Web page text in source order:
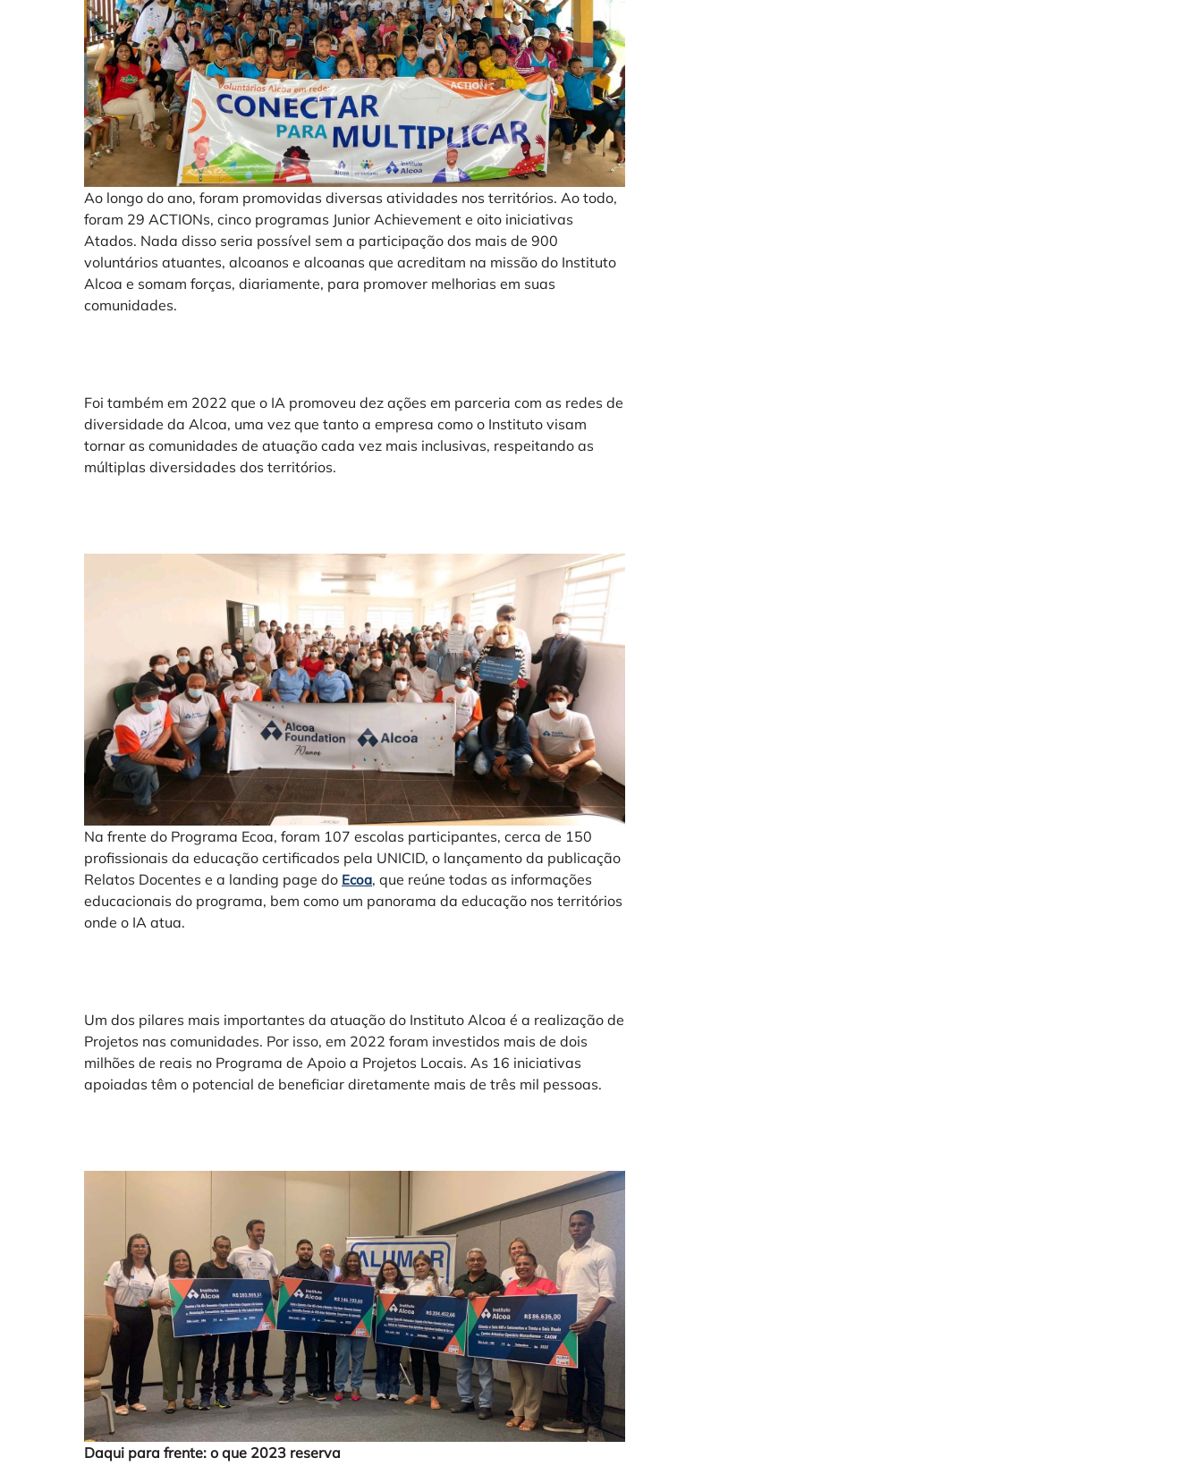
Ao longo do ano, foram promovidas diversas atividades nos territórios. Ao todo,
foram 29 ACTIONs, cinco programas Junior Achievement e oito iniciativas
Atados. Nada disso seria possível sem a participação dos mais de 900
voluntários atuantes, alcoanos e alcoanas que acreditam na missão do Instituto
Alcoa e somam forças, diariamente, para promover melhorias em suas
comunidades.
Foi também em 2022 que o IA promoveu dez ações em parceria com as redes de
diversidade da Alcoa, uma vez que tanto a empresa como o Instituto visam
tornar as comunidades de atuação cada vez mais inclusivas, respeitando as
múltiplas diversidades dos territórios.
Na frente do Programa Ecoa, foram 107 escolas participantes, cerca de 150
profissionais da educação certificados pela UNICID, o lançamento da publicação
Relatos Docentes e a landing page do Ecoa, que reúne todas as informações
educacionais do programa, bem como um panorama da educação nos territórios
onde o IA atua.
Um dos pilares mais importantes da atuação do Instituto Alcoa é a realização de
Projetos nas comunidades. Por isso, em 2022 foram investidos mais de dois
milhões de reais no Programa de Apoio a Projetos Locais. As 16 iniciativas
apoiadas têm o potencial de beneficiar diretamente mais de três mil pessoas.
Daqui para frente: o que 2023 reserva